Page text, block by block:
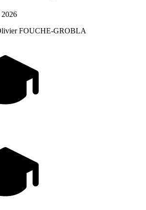
FOUCHE-GROBLA